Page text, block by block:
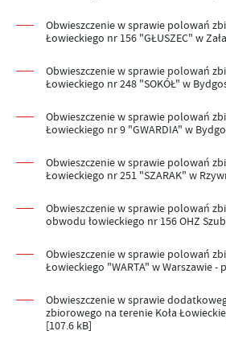
Obwieszczenie w sprawie polowań
Łowieckiego nr 156 "GŁUSZEC" w
Obwieszczenie w sprawie polowań
Łowieckiego nr 248 "SOKÓŁ" w
Obwieszczenie w sprawie polowań
Łowieckiego nr 9 "GWARDIA" w
Obwieszczenie w sprawie polowań
Łowieckiego nr 251 "SZARAK" w
Obwieszczenie w sprawie polowań
obwodu łowieckiego nr 156 OHZ
Obwieszczenie w sprawie polowań
Łowieckiego "WARTA" w Warszawie -
Obwieszczenie w sprawie
zbiorowego na terenie Koła
[107.6 kB]